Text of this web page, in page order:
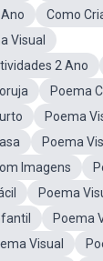
Como
Visual
2 Ano
Poema
Poema
Poema
Imagens
Poema
Poema
Visual